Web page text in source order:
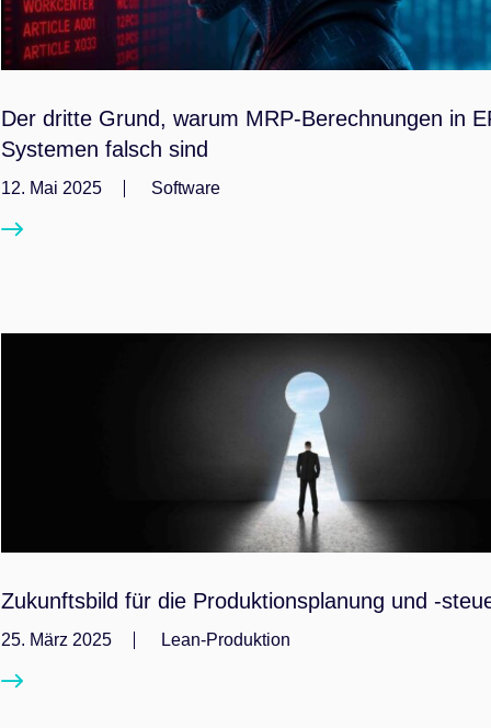
Der dritte Grund, warum MRP-Berechnungen in
Systemen falsch sind
12. Mai 2025 Software
Zukunftsbild für die Produktionsplanung und -
25. März 2025 Lean-Produktion